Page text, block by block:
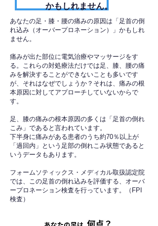
かもしれません。
あなたの足・膝・腰の痛みの原因は「足首の倒
れ込み（オーバープロネーション）」かもしれ
ません。
痛みが出た部位に電気治療やマッサージをす
る。これらの対処療法だけでは足、膝、腰の痛
みを解決することができないことも多いです
が、それはなぜでしょうか？それは、痛みの根
本原因に対してアプローチしていないからで
す。
足、膝の痛みの根本原因の多くは「足首の倒れ
こみ」であると言われています。
下半身に痛みがある患者のうち約70％以上が
「過回内」という足部の倒れこみ状態であると
いうデータもあります。
フォームソティックス・メディカル取扱認定院
では、この足首の倒れ込みを評価する、オーバ
ープロネーション検査を行っています。（FPI
検査）​